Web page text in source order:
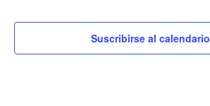
Suscribirse al calendario